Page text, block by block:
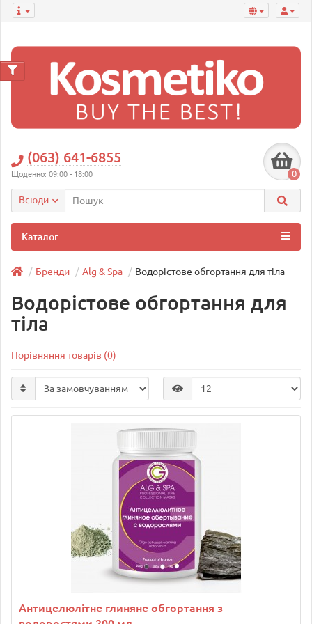
(063) 641-6855
Щоденно: 09:00 - 18:00 0
Всюди
Каталог
Бренди Alg & Spa Водорістове обгортання для тіла
Водорістове обгортання для
тіла
Порівняння товарів (0)
Антицелюлітне глиняне обгортання з